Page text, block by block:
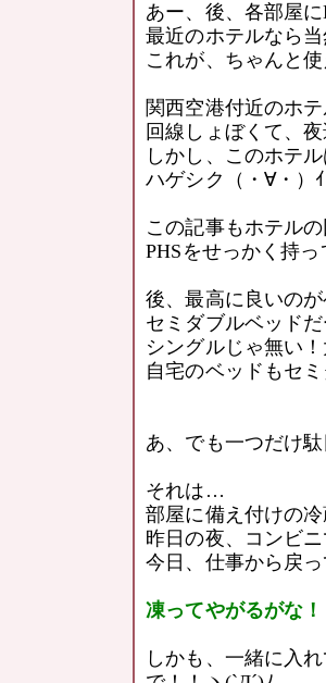
あー、後、各部屋
最近のホテルなら
これが、ちゃんと使
関西空港付近のホ
回線しょぼくて、
しかし、このホテ
ハゲシク（・∀・）
この記事もホテル
PHSをせっかく持
後、最高に良いのが
セミダブルベッド
シングルじゃ無い
自宅のベッドもセ
あ、でも一つだけ
それは…
部屋に備え付けの
昨日の夜、コンビ
今日、仕事から戻
凍ってやがるがな
しかも、一緒に入